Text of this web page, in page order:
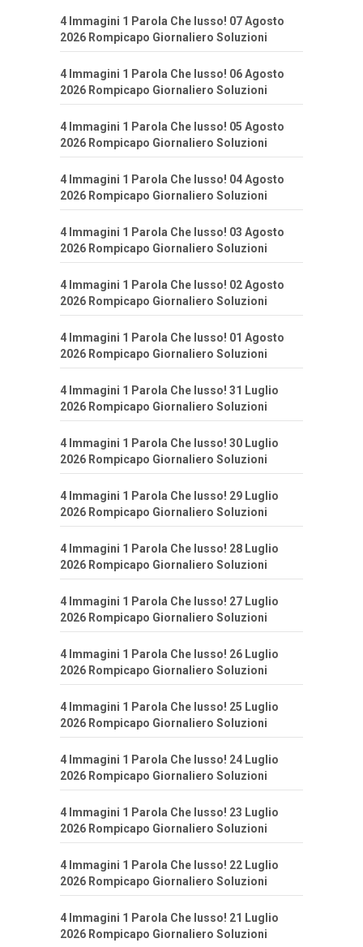
4 Immagini 1 Parola Che lusso! 07 Agosto
2026 Rompicapo Giornaliero Soluzioni
4 Immagini 1 Parola Che lusso! 06 Agosto
2026 Rompicapo Giornaliero Soluzioni
4 Immagini 1 Parola Che lusso! 05 Agosto
2026 Rompicapo Giornaliero Soluzioni
4 Immagini 1 Parola Che lusso! 04 Agosto
2026 Rompicapo Giornaliero Soluzioni
4 Immagini 1 Parola Che lusso! 03 Agosto
2026 Rompicapo Giornaliero Soluzioni
4 Immagini 1 Parola Che lusso! 02 Agosto
2026 Rompicapo Giornaliero Soluzioni
4 Immagini 1 Parola Che lusso! 01 Agosto
2026 Rompicapo Giornaliero Soluzioni
4 Immagini 1 Parola Che lusso! 31 Luglio
2026 Rompicapo Giornaliero Soluzioni
4 Immagini 1 Parola Che lusso! 30 Luglio
2026 Rompicapo Giornaliero Soluzioni
4 Immagini 1 Parola Che lusso! 29 Luglio
2026 Rompicapo Giornaliero Soluzioni
4 Immagini 1 Parola Che lusso! 28 Luglio
2026 Rompicapo Giornaliero Soluzioni
4 Immagini 1 Parola Che lusso! 27 Luglio
2026 Rompicapo Giornaliero Soluzioni
4 Immagini 1 Parola Che lusso! 26 Luglio
2026 Rompicapo Giornaliero Soluzioni
4 Immagini 1 Parola Che lusso! 25 Luglio
2026 Rompicapo Giornaliero Soluzioni
4 Immagini 1 Parola Che lusso! 24 Luglio
2026 Rompicapo Giornaliero Soluzioni
4 Immagini 1 Parola Che lusso! 23 Luglio
2026 Rompicapo Giornaliero Soluzioni
4 Immagini 1 Parola Che lusso! 22 Luglio
2026 Rompicapo Giornaliero Soluzioni
4 Immagini 1 Parola Che lusso! 21 Luglio
2026 Rompicapo Giornaliero Soluzioni